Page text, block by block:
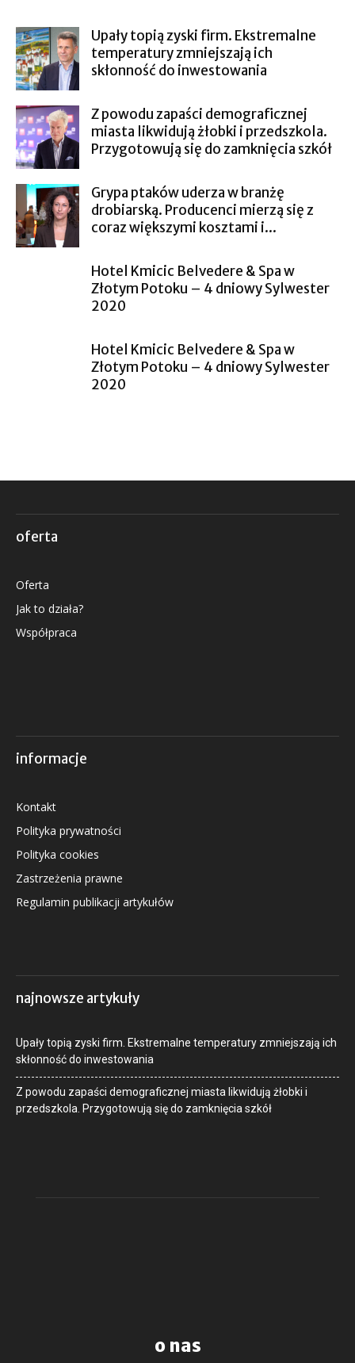
Upały topią zyski firm. Ekstremalne
temperatury zmniejszają ich
skłonność do inwestowania
Z powodu zapaści demograficznej
miasta likwidują żłobki i przedszkola.
Przygotowują się do zamknięcia szkół
Grypa ptaków uderza w branżę
drobiarską. Producenci mierzą się z
coraz większymi kosztami i...
Hotel Kmicic Belvedere & Spa w
Złotym Potoku – 4 dniowy Sylwester
2020
Hotel Kmicic Belvedere & Spa w
Złotym Potoku – 4 dniowy Sylwester
2020
oferta
Oferta
Jak to działa?
Współpraca
informacje
Kontakt
Polityka prywatności
Polityka cookies
Zastrzeżenia prawne
Regulamin publikacji artykułów
najnowsze artykuły
Upały topią zyski firm. Ekstremalne temperatury zmniejszają ich
skłonność do inwestowania
Z powodu zapaści demograficznej miasta likwidują żłobki i
przedszkola. Przygotowują się do zamknięcia szkół
o nas